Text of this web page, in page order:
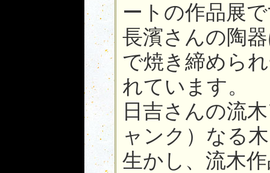
ートの作品展
長濱さんの陶
で焼き締めら
れています。
日吉さんの流
ャンク）なる
生かし、流木